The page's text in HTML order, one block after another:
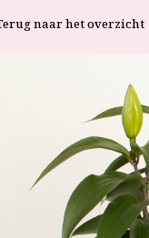
naar het overzicht